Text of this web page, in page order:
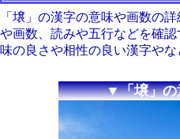
「壌」の漢字の意味や画数の
や画数、読みや五行などを確
味の良さや相性の良い漢字や
▼「壌」の